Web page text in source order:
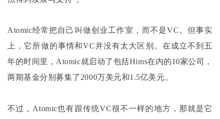
Atomic经常把自己叫做创业工作室，而不是VC。但事实
上，它所做的事情和VC并没有太大区别。在成立不到五
年的时间里，Atomic就启动了包括Hims在内的10家公司，
两期基金分别募集了2000万美元和1.5亿美元。
不过， Atomic也有跟传统VC很不一样的地方，那就是它